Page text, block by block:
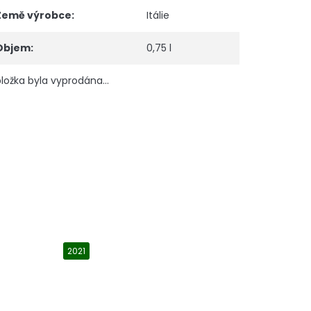
výrobce: Itálie
: 0,75 l
byla vyprodána…
2021